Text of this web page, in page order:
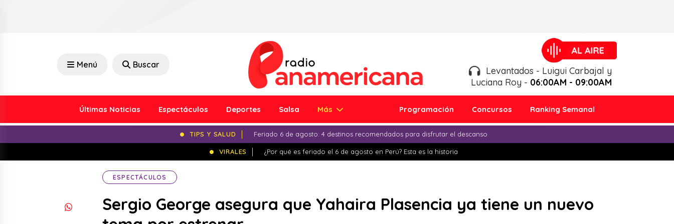
Menú Buscar
Levantados - Luigui Carbajal y
Luciana Roy - 06:00AM - 09:00AM
Últimas Noticias Espectáculos Deportes Salsa Más Programación Concursos Ranking Semanal
TIPS Y SALUD Feriado 6 de agosto: 4 destinos recomendados para disfrutar el descanso
VIRALES ¿Por qué es feriado el 6 de agosto en Perú? Esta es la historia
ESPECTÁCULOS
Sergio George asegura que Yahaira Plasencia ya tiene un nuevo